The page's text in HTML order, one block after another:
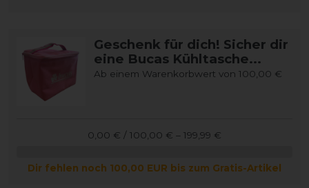
Geschenk für dich! Sicher dir
eine Bucas Kühltasche...
Ab einem Warenkorbwert von 100,00 €
0,00 € / 100,00 € – 199,99 €
Dir fehlen noch 100,00 EUR bis zum Gratis-Artikel